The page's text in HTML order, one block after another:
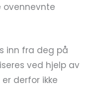
ovennevnte
inn fra deg på
ved hjelp av
derfor ikke